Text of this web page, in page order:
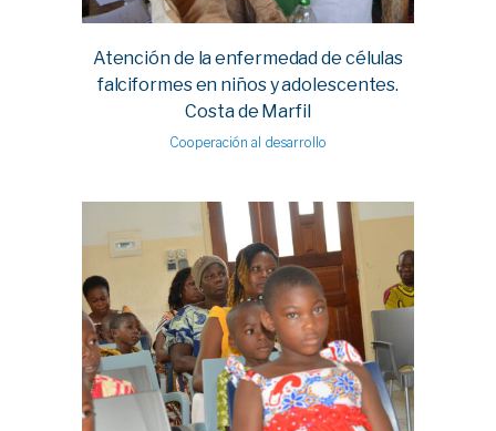
Atención de la enfermedad de células
falciformes en niños y adolescentes.
Costa de Marfil
Cooperación al desarrollo